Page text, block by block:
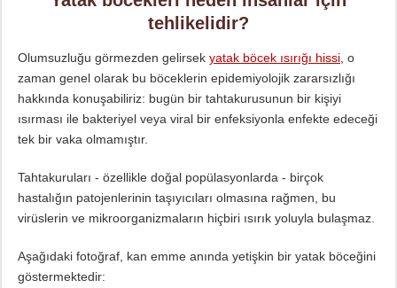
tehlikelidir?
Olumsuzluğu görmezden gelirsek yatak böcek ısırığı hissi, o
zaman genel olarak bu böceklerin epidemiyolojik zararsızlığı
hakkında konuşabiliriz: bugün bir tahtakurusunun bir kişiyi
ısırması ile bakteriyel veya viral bir enfeksiyonla enfekte edeceği
tek bir vaka olmamıştır.
Tahtakuruları - özellikle doğal popülasyonlarda - birçok
hastalığın patojenlerinin taşıyıcıları olmasına rağmen, bu
virüslerin ve mikroorganizmaların hiçbiri ısırık yoluyla bulaşmaz.
Aşağıdaki fotoğraf, kan emme anında yetişkin bir yatak böceğini
göstermektedir: